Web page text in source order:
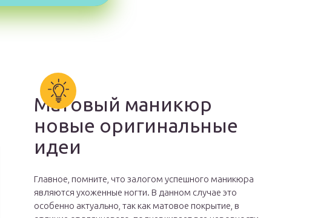
Матовый маникюр
новые оригинальные
идеи
Главное, помните, что залогом успешного маникюра
являются ухоженные ногти. В данном случае это
особенно актуально, так как матовое покрытие, в